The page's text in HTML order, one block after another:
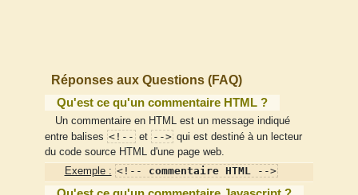
Réponses aux Questions (FAQ)
Qu'est ce qu'un commentaire HTML ?
Un commentaire en HTML est un message indiqué
entre balises <!-- et --> qui est destiné à un lecteur
du code source HTML d'une page web.
Exemple : <!-- commentaire HTML -->